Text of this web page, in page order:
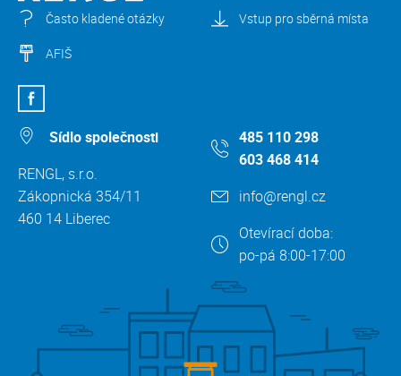
Často kladené otázky Vstup pro sběrná místa
AFIŠ
Sídlo společnosti
RENGL, s.r.o.
Zákopnická 354/11
460 14 Liberec
485 110 298
603 468 414
info@rengl.cz
Otevírací doba:
po-pá 8:00-17:00